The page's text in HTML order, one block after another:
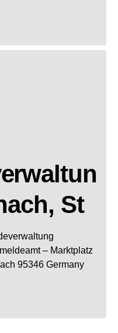
St
– Marktplatz
95346 Germany